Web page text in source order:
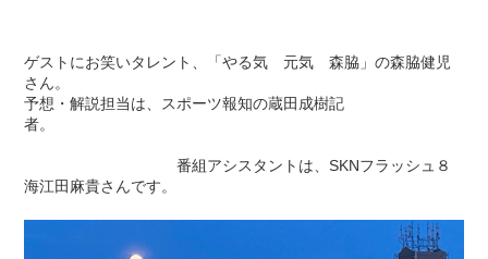
ゲストにお笑いタレント、「やる気 元気 森脇」の森脇健児
さん。
予想・解説担当は、スポーツ報知の蔵田成樹記
者。
番組アシスタントは、SKNフラッシュ８
海江田麻貴さんです。